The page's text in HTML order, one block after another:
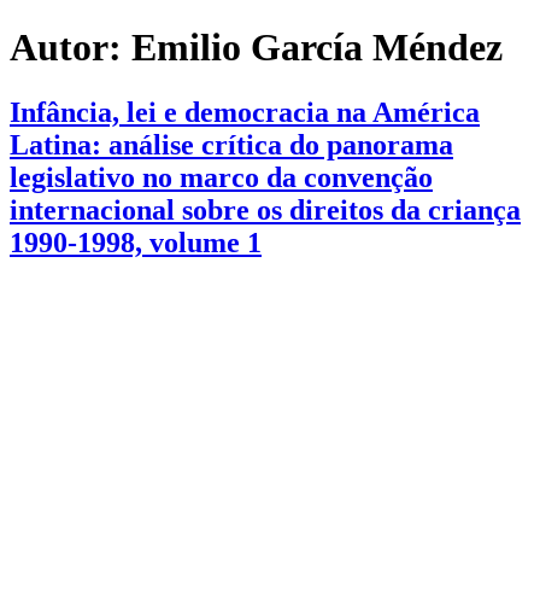
Autor: Emilio García Méndez
Infância, lei e democracia na América
Latina: análise crítica do panorama
legislativo no marco da convenção
internacional sobre os direitos da criança
1990-1998, volume 1